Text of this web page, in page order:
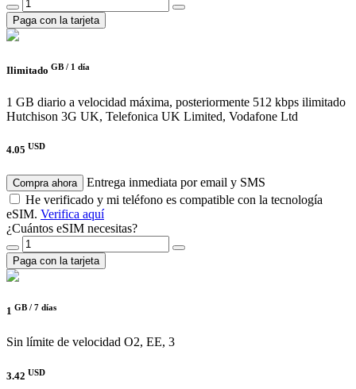
Paga con la tarjeta
Ilimitado GB / 1 día
1 GB diario a velocidad máxima, posteriormente 512 kbps ilimitado
Hutchison 3G UK, Telefonica UK Limited, Vodafone Ltd
4.05 USD
Compra ahora
Entrega inmediata por email y SMS
He verificado y mi teléfono es compatible con la tecnología
eSIM. Verifica aquí
¿Cuántos eSIM necesitas?
Paga con la tarjeta
1 GB / 7 días
Sin límite de velocidad O2, EE, 3
3.42 USD